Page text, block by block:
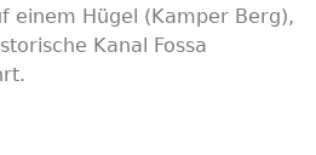
einem Hügel (Kamper Berg),
Kanal Fossa